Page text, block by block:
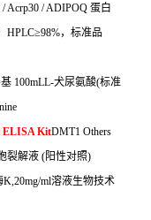
/ Acrp30 / ADIPOQ 蛋白
HPLC≥98%，标准品
100mLL-犬尿氨酸(标准
ELISA KitDMT1 Others
裂解液 (阳性对照)
K,20mg/ml溶液生物技术